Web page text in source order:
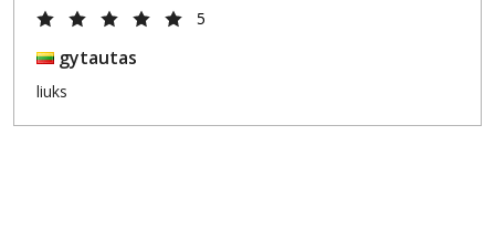
5
gytautas
liuks